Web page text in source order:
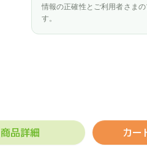
情報の正確性とご利用者さま
す。
商品詳細 カー